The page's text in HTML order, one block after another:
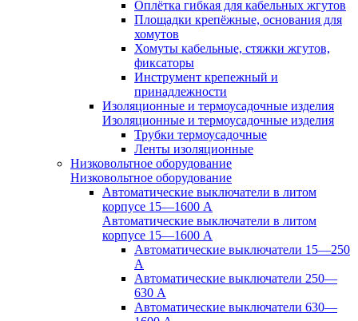
Оплётка гибкая для кабельных жгутов
Площадки крепёжные, основания для
хомутов
Хомуты кабельные, стяжки жгутов,
фиксаторы
Инструмент крепежный и
принадлежности
Изоляционные и термоусадочные изделия
Изоляционные и термоусадочные изделия
Трубки термоусадочные
Ленты изоляционные
Низковольтное оборудование
Низковольтное оборудование
Автоматические выключатели в литом
корпусе 15—1600 А
Автоматические выключатели в литом
корпусе 15—1600 А
Автоматические выключатели 15—250
А
Автоматические выключатели 250—
630 А
Автоматические выключатели 630—